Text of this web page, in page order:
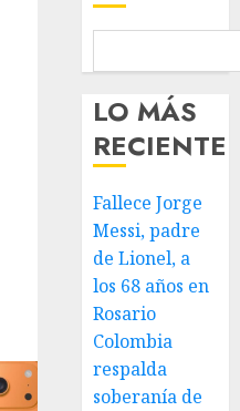
LO MÁS
RECIENTE
Fallece Jorge
Messi, padre
de Lionel, a
los 68 años en
Rosario
Colombia
respalda
soberanía de